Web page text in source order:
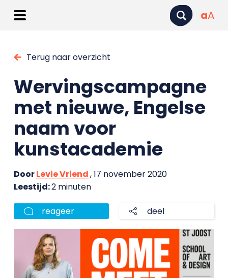
aA
Terug naar overzicht
Wervingscampagne
met nieuwe, Engelse
naam voor
kunstacademie
DoorLevie Vriend, 17 november 2020
Leestijd:2 minuten
reageer deel